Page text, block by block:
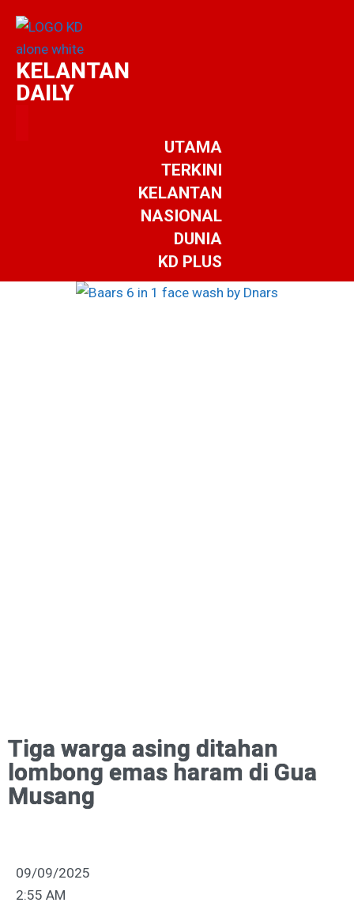
KELANTAN
DAILY
UTAMA
TERKINI
KELANTAN
NASIONAL
DUNIA
KD PLUS
Tiga warga asing ditahan
lombong emas haram di Gua
Musang
09/09/2025
2:55 AM